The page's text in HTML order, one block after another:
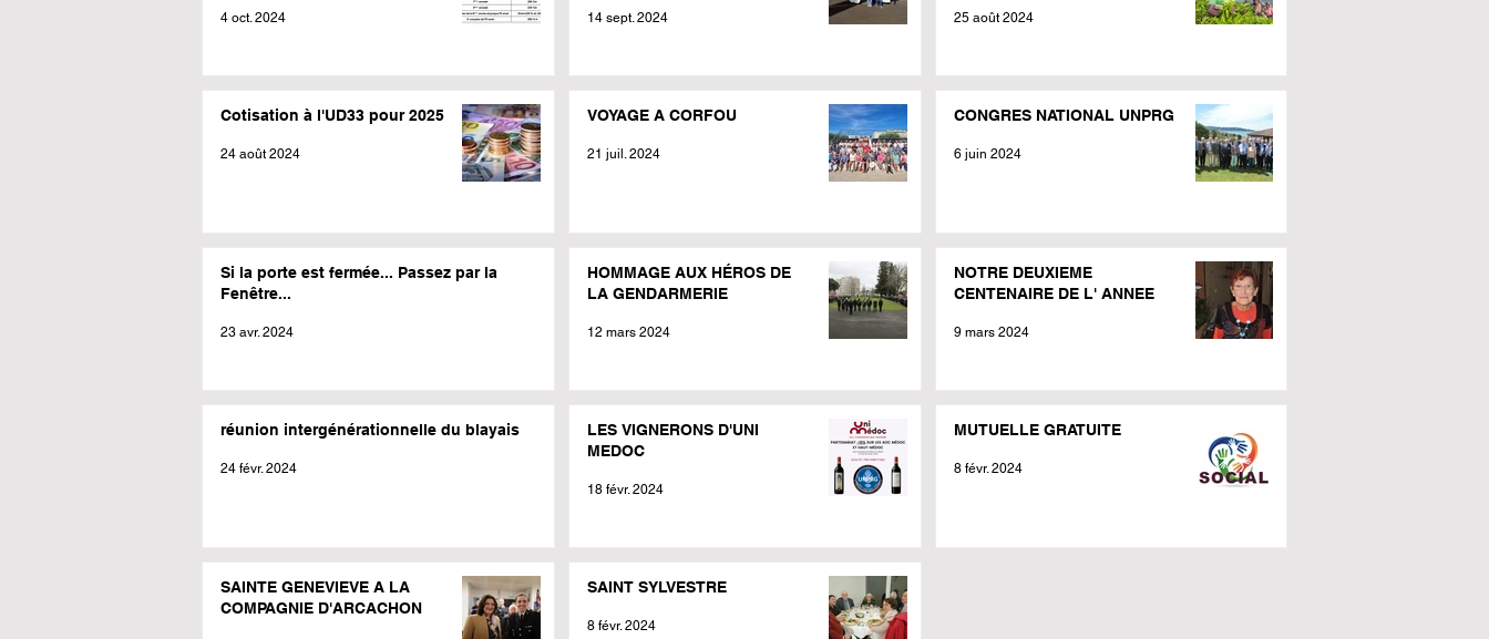
4 oct. 2024 14 sept. 2024 25 août 2024
Cotisation à l'UD33 pour 2025
24 août 2024
VOYAGE A CORFOU
21 juil. 2024
CONGRES NATIONAL UNPRG
6 juin 2024
Si la porte est fermée... Passez par la
Fenêtre...
23 avr. 2024
HOMMAGE AUX HÉROS DE
LA GENDARMERIE
12 mars 2024
NOTRE DEUXIEME
CENTENAIRE DE L' ANNEE
9 mars 2024
réunion intergénérationnelle du blayais
24 févr. 2024
LES VIGNERONS D'UNI
MEDOC
18 févr. 2024
MUTUELLE GRATUITE
8 févr. 2024
SAINTE GENEVIEVE A LA
COMPAGNIE D'ARCACHON
SAINT SYLVESTRE
8 févr. 2024